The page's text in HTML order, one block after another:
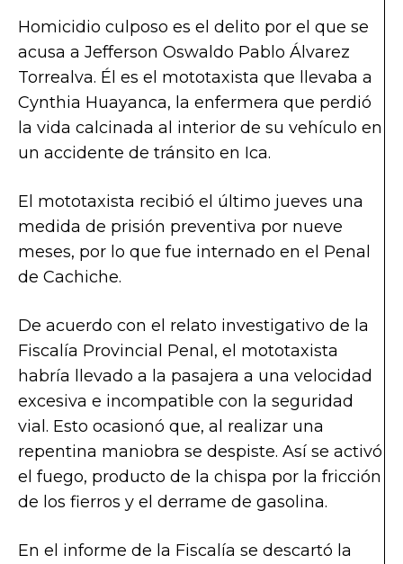
Homicidio culposo es el delito por el que se
acusa a Jefferson Oswaldo Pablo Álvarez
Torrealva. Él es el mototaxista que llevaba a
Cynthia Huayanca, la enfermera que perdió
la vida calcinada al interior de su vehículo en
un accidente de tránsito en Ica.
El mototaxista recibió el último jueves una
medida de prisión preventiva por nueve
meses, por lo que fue internado en el Penal
de Cachiche.
De acuerdo con el relato investigativo de la
Fiscalía Provincial Penal, el mototaxista
habría llevado a la pasajera a una velocidad
excesiva e incompatible con la seguridad
vial. Esto ocasionó que, al realizar una
repentina maniobra se despiste. Así se activó
el fuego, producto de la chispa por la fricción
de los fierros y el derrame de gasolina.
En el informe de la Fiscalía se descartó la